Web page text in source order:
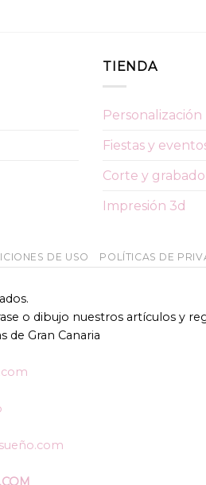
TIENDA
Personalización
Fiestas y
Corte y grabado
Impresión 3d
DE USO POLÍTICAS DE
o dibujo nuestros artículos y
de Gran Canaria